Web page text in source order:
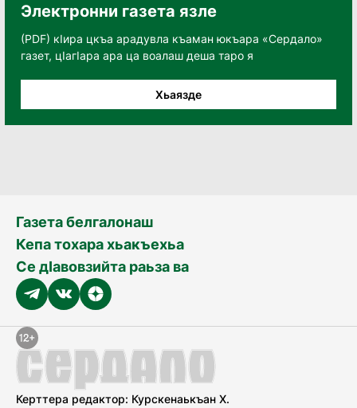
Электронни газета язле
(PDF) кӀира цкъа арадувла къаман юкъара «Сердало»
газет, цӀагӀара ара ца воалаш деша таро я
Хьаязде
Газета белгалонаш
Кепа тохара хьакъехьа
Се дӀавовзийта раьза ва
Керттера редактор: Курскенаькъан Х.